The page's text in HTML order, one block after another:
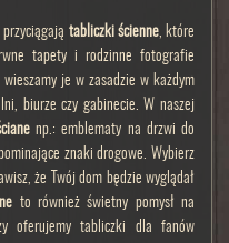
tabliczki ścienne, które
tapety i rodzinne fotografie
je w zasadzie w każdym
biurze czy gabinecie. W naszej
np.: emblematy na drzwi do
znaki drogowe. Wybierz
że Twój dom będzie wyglądał
to również świetny pomysł na
oferujemy tabliczki dla fanów